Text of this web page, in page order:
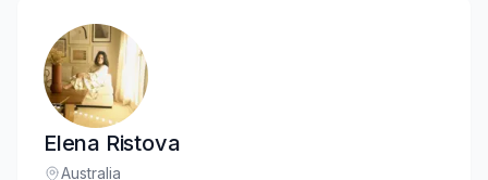
Elena Ristova
Australia